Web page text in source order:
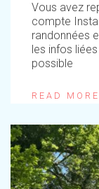
Vous avez
compte
randonnées
les infos
possible
READ MORE